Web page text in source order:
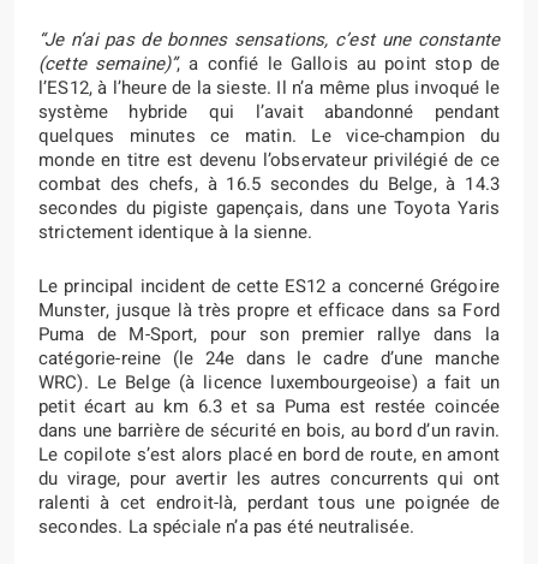
“Je n’ai pas de bonnes sensations, c’est une constante
(cette semaine)”, a confié le Gallois au point stop de
l’ES12, à l’heure de la sieste. Il n’a même plus invoqué le
système hybride qui l’avait abandonné pendant
quelques minutes ce matin. Le vice-champion du
monde en titre est devenu l’observateur privilégié de ce
combat des chefs, à 16.5 secondes du Belge, à 14.3
secondes du pigiste gapençais, dans une Toyota Yaris
strictement identique à la sienne.
Le principal incident de cette ES12 a concerné Grégoire
Munster, jusque là très propre et efficace dans sa Ford
Puma de M-Sport, pour son premier rallye dans la
catégorie-reine (le 24e dans le cadre d’une manche
WRC). Le Belge (à licence luxembourgeoise) a fait un
petit écart au km 6.3 et sa Puma est restée coincée
dans une barrière de sécurité en bois, au bord d’un ravin.
Le copilote s’est alors placé en bord de route, en amont
du virage, pour avertir les autres concurrents qui ont
ralenti à cet endroit-là, perdant tous une poignée de
secondes. La spéciale n’a pas été neutralisée.